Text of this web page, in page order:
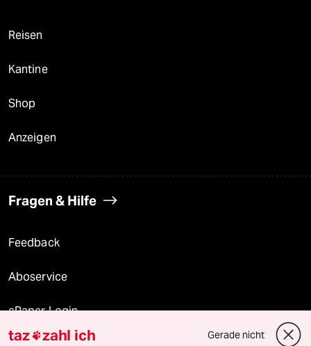
Reisen
Kantine
Shop
Anzeigen
Fragen & Hilfe
Feedback
Aboservice
ePaper Login
taz zahl ich Gerade nicht